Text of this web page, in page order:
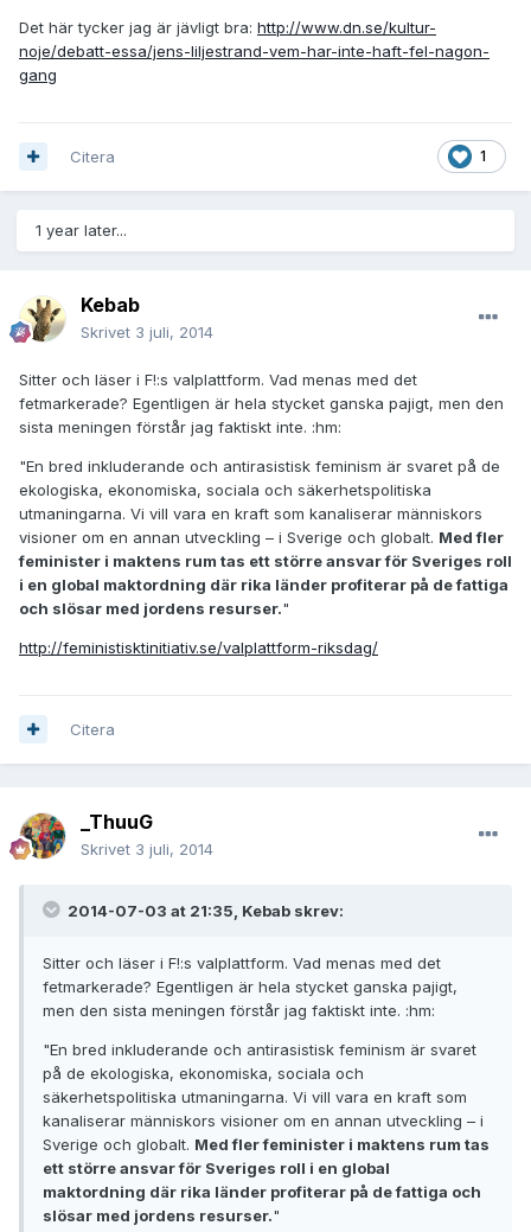
Det här tycker jag är jävligt bra: http://www.dn.se/kultur-
noje/debatt-essa/jens-liljestrand-vem-har-inte-haft-fel-nagon-
gang
1
Citera
1 year later...
Kebab
Skrivet 3 juli, 2014
Sitter och läser i F!:s valplattform. Vad menas med det
fetmarkerade? Egentligen är hela stycket ganska pajigt, men den
sista meningen förstår jag faktiskt inte. :hm:
"En bred inkluderande och antirasistisk feminism är svaret på de
ekologiska, ekonomiska, sociala och säkerhetspolitiska
utmaningarna. Vi vill vara en kraft som kanaliserar människors
visioner om en annan utveckling – i Sverige och globalt. Med fler
feminister i maktens rum tas ett större ansvar för Sveriges roll
i en global maktordning där rika länder profiterar på de fattiga
och slösar med jordens resurser."
http://feministisktinitiativ.se/valplattform-riksdag/
Citera
_ThuuG
Skrivet 3 juli, 2014
2014-07-03 at 21:35, Kebab skrev:
Sitter och läser i F!:s valplattform. Vad menas med det
fetmarkerade? Egentligen är hela stycket ganska pajigt,
men den sista meningen förstår jag faktiskt inte. :hm:
"En bred inkluderande och antirasistisk feminism är svaret
på de ekologiska, ekonomiska, sociala och
säkerhetspolitiska utmaningarna. Vi vill vara en kraft som
kanaliserar människors visioner om en annan utveckling – i
Sverige och globalt. Med fler feminister i maktens rum tas
ett större ansvar för Sveriges roll i en global
maktordning där rika länder profiterar på de fattiga och
slösar med jordens resurser."